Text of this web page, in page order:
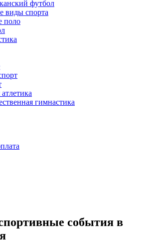
футбол
виды спорта
поло
гимнастика
события в